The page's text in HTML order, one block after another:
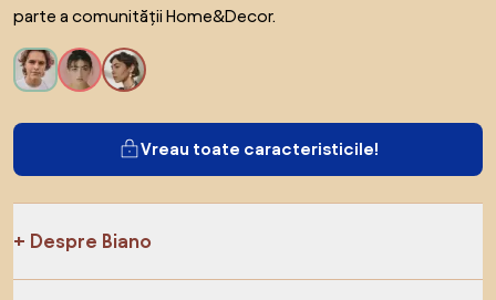
parte a comunității Home&Decor.
Vreau toate caracteristicile!
Despre Biano